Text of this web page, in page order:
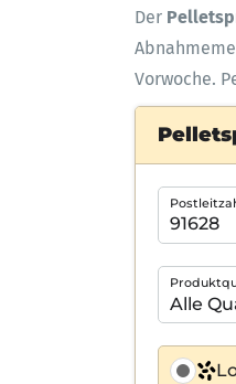
Der
Vorwoche.